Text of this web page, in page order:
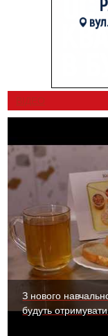
ВІДЕО
З нового
будуть